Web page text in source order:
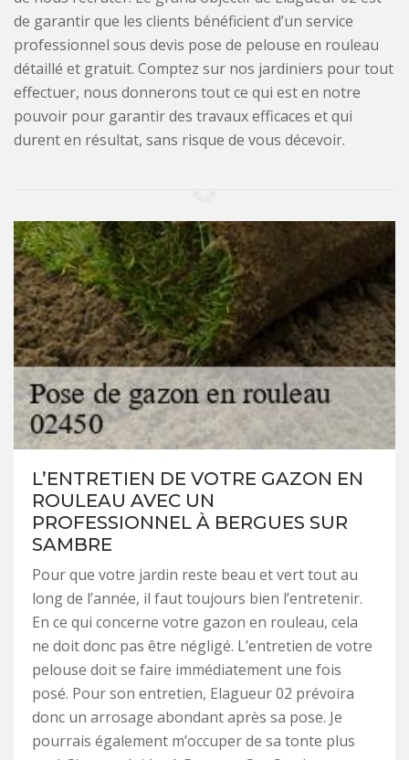
de garantir que les clients bénéficient d’un service
professionnel sous devis pose de pelouse en rouleau
détaillé et gratuit. Comptez sur nos jardiniers pour tout
effectuer, nous donnerons tout ce qui est en notre
pouvoir pour garantir des travaux efficaces et qui
durent en résultat, sans risque de vous décevoir.
L’ENTRETIEN DE VOTRE GAZON EN
ROULEAU AVEC UN
PROFESSIONNEL À BERGUES SUR
SAMBRE
Pour que votre jardin reste beau et vert tout au
long de l’année, il faut toujours bien l’entretenir.
En ce qui concerne votre gazon en rouleau, cela
ne doit donc pas être négligé. L’entretien de votre
pelouse doit se faire immédiatement une fois
posé. Pour son entretien, Elagueur 02 prévoira
donc un arrosage abondant après sa pose. Je
pourrais également m’occuper de sa tonte plus